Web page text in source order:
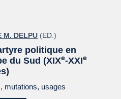
M. DELPU (ED.)
politique en
du Sud (XIXe-XXIe
mutations, usages